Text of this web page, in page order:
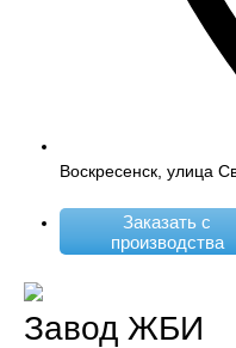
Воскресенск, улица
Заказать с
производства
Завод ЖБИ